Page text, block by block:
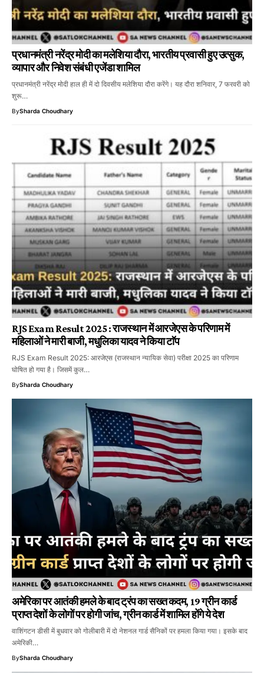
प्रधानमंत्री नरेंद्र मोदी का मलेशिया दौरा, भारतीय प्रवासी हुए उत्सुक,
व्यापार और निवेश संबंधी एजेंडा शामिल
प्रधानमंत्री नरेंद्र मोदी हाल ही में दो दिवसीय मलेशिया दौरा करेंगे। यह दौरा शनिवार, 7 फरवरी को
शुरू…
BySharda Choudhary
RJS Exam Result 2025 : राजस्थान में आरजेएस के परिणाम में
महिलाओं ने मारी बाजी, मधुलिका यादव ने किया टाॅप
RJS Exam Result 2025: आरजेएस (राजस्थान न्यायिक सेवा) परीक्षा 2025 का परिणाम
घोषित हो गया है। जिसमें कुल…
BySharda Choudhary
अमेरिका पर आतंकी हमले के बाद ट्रंप का सख्त कदम, 19 ग्रीन कार्ड
प्राप्त देशों के लोगों पर होगी जांच, ग्रीन कार्ड में शामिल होंगे ये देश
वाशिंगटन डीसी में बुधवार को गोलीबारी में दो नेशनल गार्ड सैनिकों पर हमला किया गया। इसके बाद
अमेरिकी…
BySharda Choudhary